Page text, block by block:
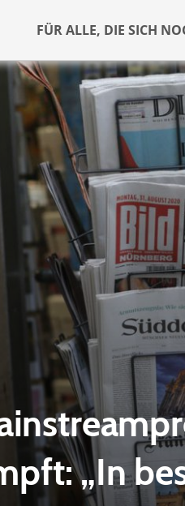
FÜR ALLE, DIE SICH
„In